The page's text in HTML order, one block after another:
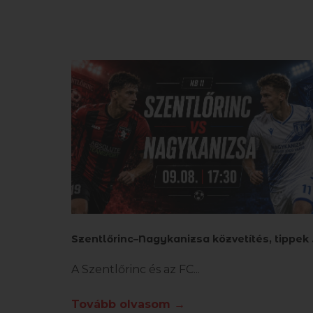
A Szentlőrinc és az FC
Tovább olvasom →